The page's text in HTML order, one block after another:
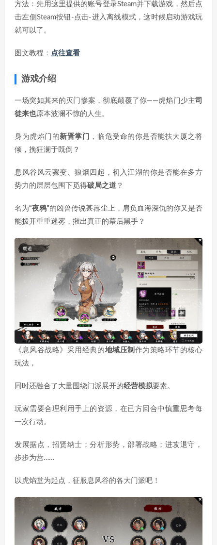
方法：先用这里提供的账号登录Steam并下载游戏，然后点
击左侧Steam按钮-点击-进入离线模式，这时候启动游戏玩
就可以了。
图文教程： 点往查看
游戏介绍
一场突如其来的灭门惨案，彻底颠覆了你——虎焰门少主司
徒来也原本波澜不惊的人生。
身为虎焰门的新晋掌门
，临危受命的你是否能扶大厦之将
倾，挽狂澜于既倒？
息风谷风云骤变、狼烟四起，初入江湖的你是否能在多方
势力的层层包围下觅得破局之道 ？
名为“夜鸦”的凶兽传说甚嚣尘上，肩负血海深仇的你又是否
能拨开重重迷雾，揪出真正的幕后黑手？
《息风谷战略》采用经典的地域压制 作为策略环节的核心
玩法，
同时还融合了大量围绕门派展开的经营模拟要素。
玩家需要合理利用手上的资源，在已方回合中慎重思考每
一次行动。
发展据点，招贤纳士；分析形势，部署战略；进攻退守，
步步为营……
以虎焰堂为起点，征服息风谷的各大门派吧！